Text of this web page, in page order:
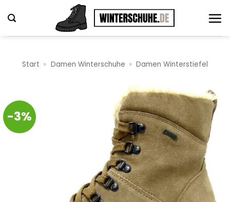
Inhalt
springen
Start » Damen Winterschuhe » Damen Winterstiefel
-3%